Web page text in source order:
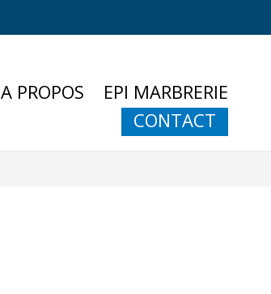
A PROPOS
EPI MARBRERIE
CONTACT